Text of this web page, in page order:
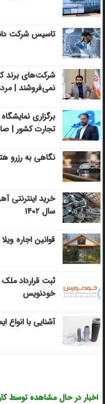
تاسیس شرکت
شرکت‌های برند
نمی‌فروشند |
برگزاری
تجارت کشور |
نگاهی به رزرو
خرید اینترنتی
سال ۱۴۰۲
قوانین اجاره
ثبت قرارداد
خودنویس
آشنایی با انواع
اخبار در حال مشاهده توسط